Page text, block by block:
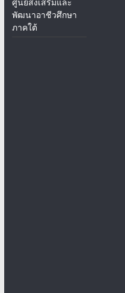
พัฒนาอาชีวศึกษา
ภาคใต้